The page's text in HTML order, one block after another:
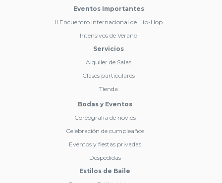
Eventos Importantes
II Encuentro Internacional de Hip-Hop
Intensivos de Verano
Servicios
Alquiler de Salas
Clases particulares
Tienda
Bodas y Eventos
Coreografía de novios
Celebración de cumpleaños
Eventos y fiestas privadas
Despedidas
Estilos de Baile